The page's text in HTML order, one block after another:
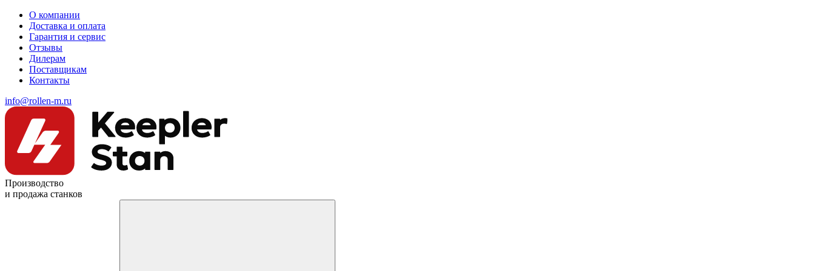
О компании
Доставка и оплата
Гарантия и сервис
Отзывы
Дилерам
Поставщикам
Контакты
info@rollen-m.ru
Производство
и продажа станков